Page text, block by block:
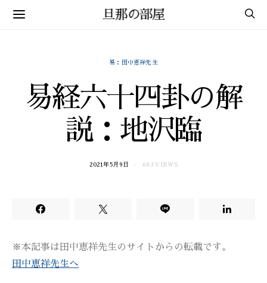
旦那の部屋
易：田中恵祥先生
易経六十四卦の解
説：地沢臨
2021年5月9日 683 VIEWS
※本記事は田中恵祥先生のサイトからの転載です。
田中恵祥先生へ